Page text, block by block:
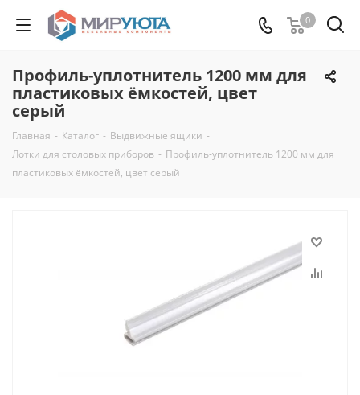
0
Профиль-уплотнитель 1200 мм для
пластиковых ёмкостей, цвет
серый
Главная - Каталог - Выдвижные ящики -
Лотки для столовых приборов - Профиль-уплотнитель 1200 мм для
пластиковых ёмкостей, цвет серый